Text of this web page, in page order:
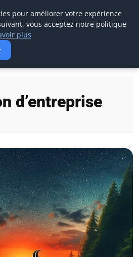
d’entreprise
pour améliorer votre expérience
vous acceptez notre politique
plus